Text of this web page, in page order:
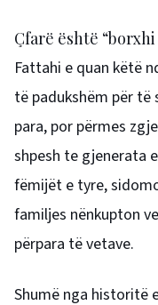
Çfarë është
Fattahi e quan këtë
të padukshëm për të
para, por përmes
shpesh te gjenerata
fëmijët e tyre,
familjes nënkupton
përpara të vetave.
Shumë nga historitë